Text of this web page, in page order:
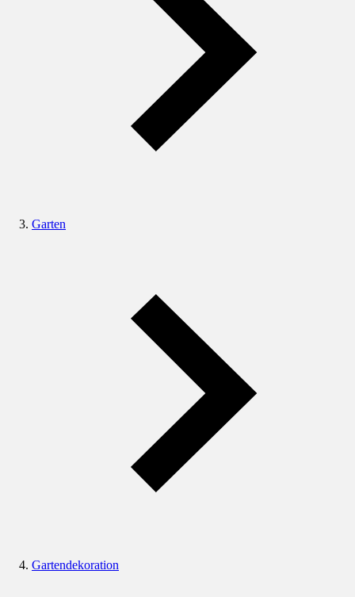
Garten
Gartendekoration